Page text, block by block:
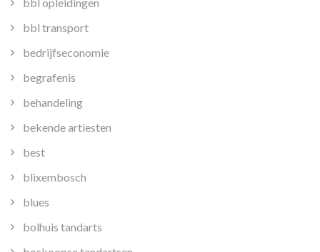
bbl transport
bedrijfseconomie
begrafenis
behandeling
bekende artiesten
best
blixembosch
blues
bolhuis tandarts